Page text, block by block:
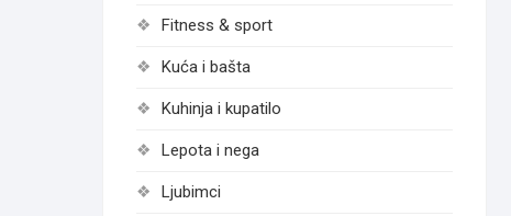
Fitness & sport
Kuća i bašta
Kuhinja i kupatilo
Lepota i nega
Ljubimci